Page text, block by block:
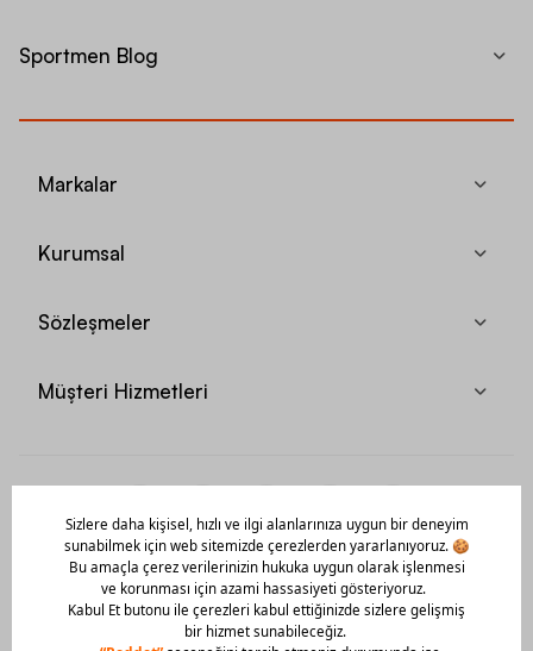
Sportmen Blog
Markalar
Kurumsal
Sözleşmeler
Müşteri Hizmetleri
Mobil Uygulamamızı Hemen İndir!